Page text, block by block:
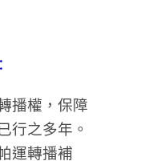
播權，保障
行之多年。
運轉播補